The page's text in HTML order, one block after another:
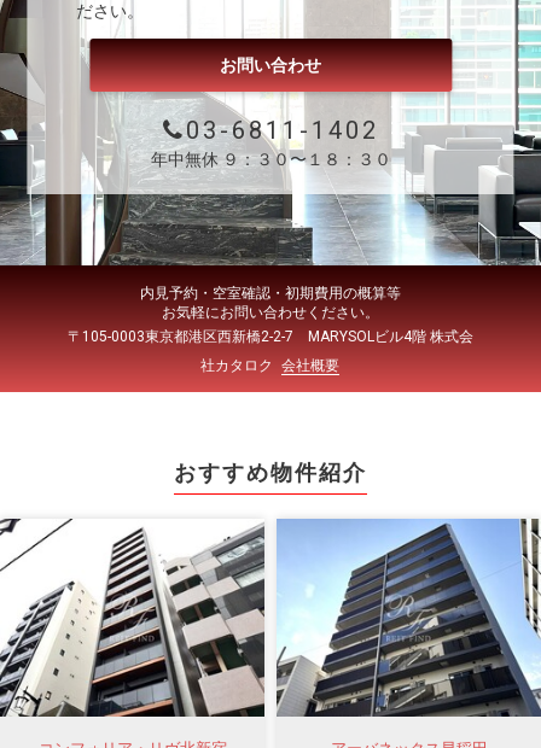
ださい。
お問い合わせ
03-6811-1402
年中無休 ９：３０〜１８：３０
内見予約・空室確認・初期費用の概算等
お気軽にお問い合わせください。
〒105-0003東京都港区西新橋2-2-7 MARYSOLビル4階 株式会
社カタロク
会社概要
おすすめ物件紹介